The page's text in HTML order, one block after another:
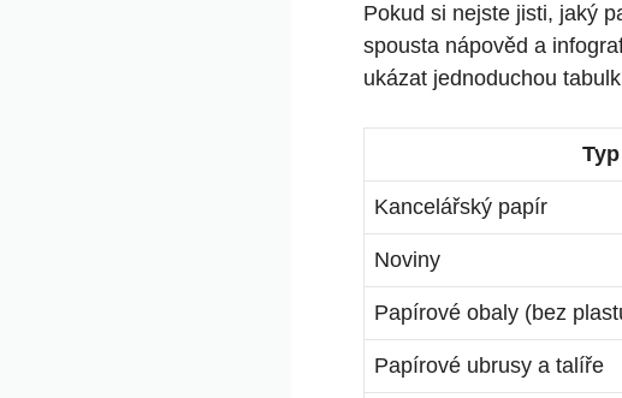
Pokud si nejste jisti, jaký
spousta nápověd a
ukázat jednoduchou
Kancelářský papír
Noviny
Papírové obaly (bez
Papírové ubrusy a talíře